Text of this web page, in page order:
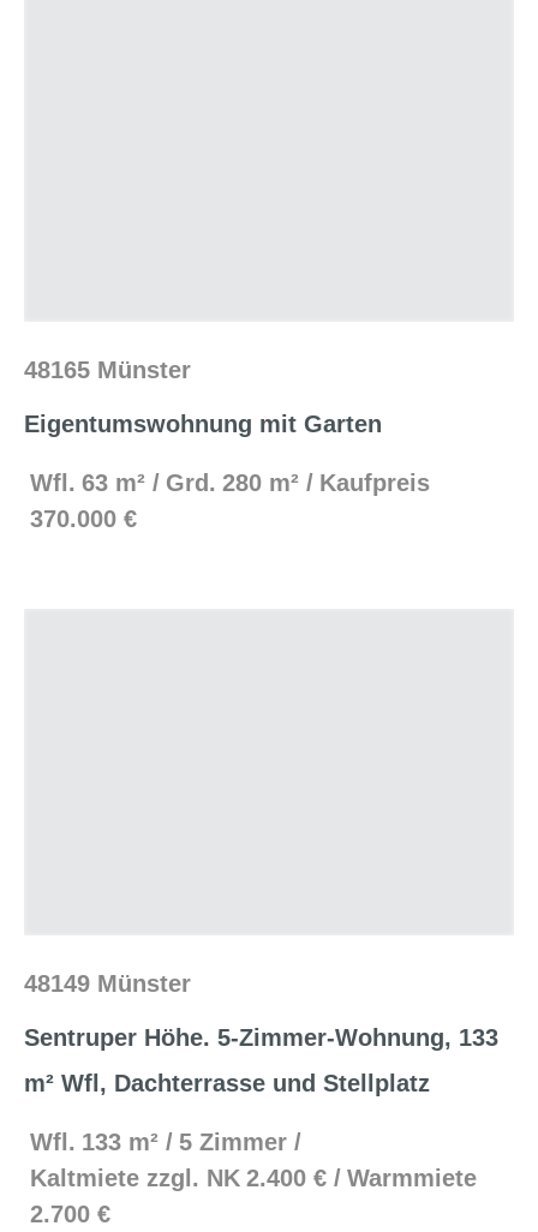
48165 Münster
Eigentumswohnung mit Garten
Wfl. 63 m² Grd. 280 m²
Kaufpreis
370.000 €
48149 Münster
Sentruper Höhe. 5-Zimmer-Wohnung, 133
m² Wfl, Dachterrasse und Stellplatz
Wfl. 133 m²
5 Zimmer
Kaltmiete zzgl. NK 2.400 €
Warmmiete
2.700 €